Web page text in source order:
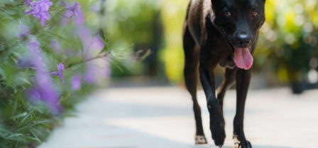
ร่วม
เป็น
ส่วน
หนึ่ง
ใน
การ
ช่วย
เหลือ
การ
ช่วย
เหลือ
สัตว์
เกี่ยว
กับ